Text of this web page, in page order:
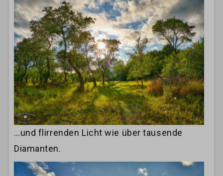
…und flirrenden Licht wie über tausende
Diamanten.